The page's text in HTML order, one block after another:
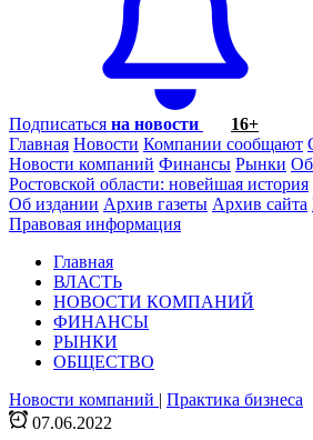
Подписаться на новости
16+
Главная Новости Компании сообщают
Новости компаний Финансы Рынки
Ростовской области: новейшая история
Об издании Архив газеты Архив сайта
Правовая информация
Главная
ВЛАСТЬ
НОВОСТИ КОМПАНИЙ
ФИНАНСЫ
РЫНКИ
ОБЩЕСТВО
Новости компаний | Практика бизнеса
07.06.2022